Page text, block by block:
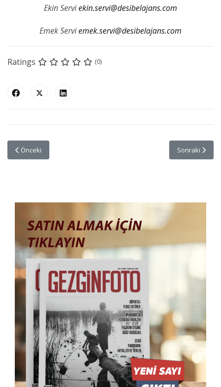
Ekin Serviekin.servi@desibelajans.com
Emek Serviemek.servi@desibelajans.com
Ratings (0)
Önceki makale: Artık Türkiye’nin Bir Cruise Arama Motoru Var
Önceki Sonraki
Sonraki